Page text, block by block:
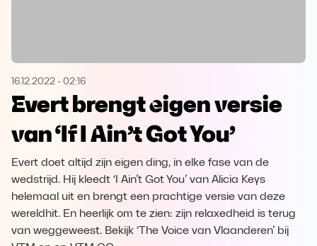
Microsoft Edge Download
Opera Download
16.12.2022 - 02:16
Evert brengt eigen versie
van ‘If I Ain’t Got You’
Evert doet altijd zijn eigen ding, in elke fase van de
wedstrijd. Hij kleedt ‘I Ain’t Got You’ van Alicia Keys
helemaal uit en brengt een prachtige versie van deze
wereldhit. En heerlijk om te zien: zijn relaxedheid is terug
van weggeweest. Bekijk ‘The Voice van Vlaanderen’ bij